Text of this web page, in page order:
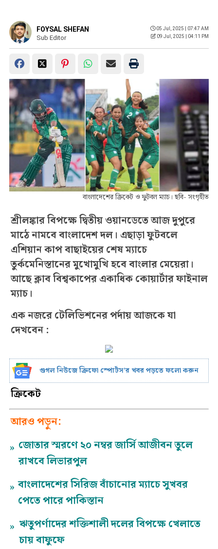
FOYSAL SHEFAN
Sub Editor
05 Jul, 2025 | 07:47 AM
09 Jul, 2025 | 04:11 PM
বাংলাদেশের ক্রিকেট ও ফুটবল ম্যাচ। ছবি- সংগৃহীত
শ্রীলঙ্কার বিপক্ষে দ্বিতীয় ওয়ানডেতে আজ দুপুরে
মাঠে নামবে বাংলাদেশ দল। এছাড়া ফুটবলে
এশিয়ান কাপ বাছাইয়ের শেষ ম্যাচে
তুর্কমেনিস্তানের মুখোমুখি হবে বাংলার মেয়েরা।
আছে ক্লাব বিশ্বকাপের একাধিক কোয়ার্টার ফাইনাল
ম্যাচ।
এক নজরে টেলিভিশনের পর্দায় আজকে যা
দেখবেন :
গুগল নিউজে ক্রিফো স্পোর্টস’র খবর পড়তে ফলো করুন
ক্রিকেট
আরও পড়ুন:
» জোতার স্মরণে ২০ নম্বর জার্সি আজীবন তুলে
রাখবে লিভারপুল
» বাংলাদেশের সিরিজ বাঁচানোর ম্যাচে সুখবর
পেতে পারে পাকিস্তান
» ঋতুপর্ণাদের শক্তিশালী দলের বিপক্ষে খেলাতে
চায় বাফুফে